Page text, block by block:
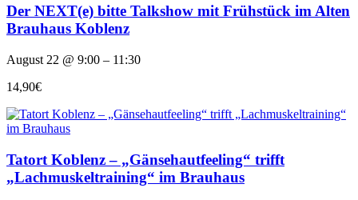
Der NEXT(e) bitte Talkshow mit Frühstück im Alten
Brauhaus Koblenz
August 22 @ 9:00 – 11:30
14,90€
Tatort Koblenz – „Gänsehautfeeling“ trifft
„Lachmuskeltraining“ im Brauhaus